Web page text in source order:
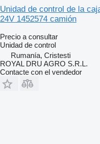
Unidad de control de la
24V 1452574 camión
Precio a consultar
Unidad de control
Rumanía, Cristesti
ROYAL DRU AGRO S.R.L.
Contacte con el vendedor